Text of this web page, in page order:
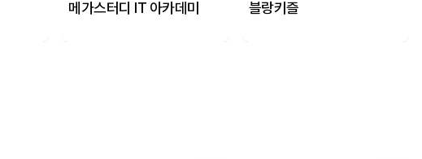
메가스터디 IT 아카데미 블랑키즐